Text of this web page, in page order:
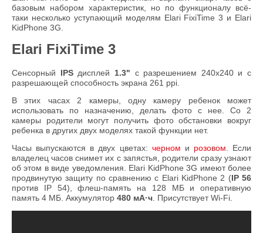
базовым набором характеристик, но по функционалу всё-
таки несколько уступающий моделям Elari FixiTime 3 и Elari
KidPhone 3G.
Elari FixiTime 3
Сенсорный IPSдисплей 1.3" с разрешением 240x240 и с
разрешающей способность экрана 261 ppi.
В этих часах 2 камеры, одну камеру ребенок может
использовать по назначению, делать фото с нее. Со 2
камеры родители могут получить фото обстановки вокруг
ребенка в других двух моделях такой функции нет.
Часы выпускаются в двух цветах: черном и розовом. Если
владелец часов снимет их с запястья, родители сразу узнают
об этом в виде уведомления. Elari KidPhone 3G имеют более
продвинутую защиту по сравнению с Elari KidPhone 2 (IP 56
против IP 54), флеш-память на 128 МБ и оперативную
память 4 МБ. Аккумулятор 480 мА·ч. Присутствует Wi-Fi.